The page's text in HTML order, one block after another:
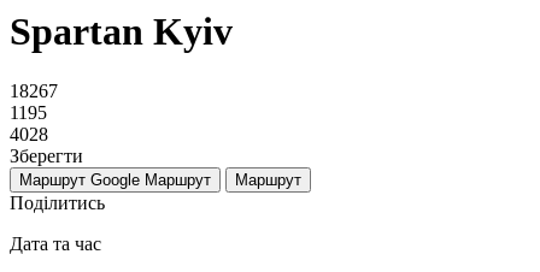
Spartan Kyiv
18267
1195
4028
Зберегти
Маршрут Google Маршрут Маршрут
Поділитись
Дата та час